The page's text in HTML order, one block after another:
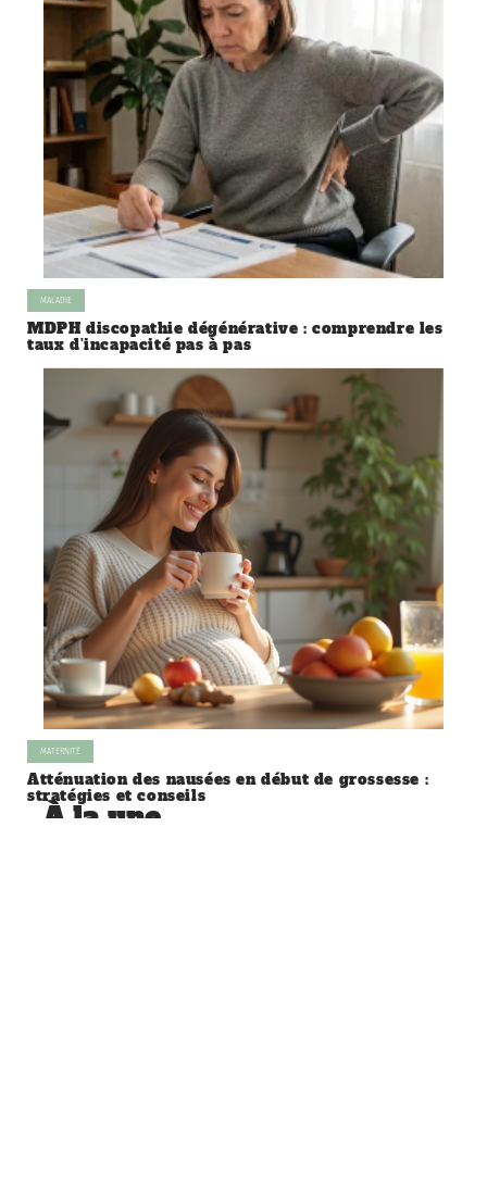
MALADIE
MDPH discopathie dégénérative : comprendre les
taux d’incapacité pas à pas
MATERNITÉ
Atténuation des nausées en début de grossesse :
stratégies et conseils
À la une